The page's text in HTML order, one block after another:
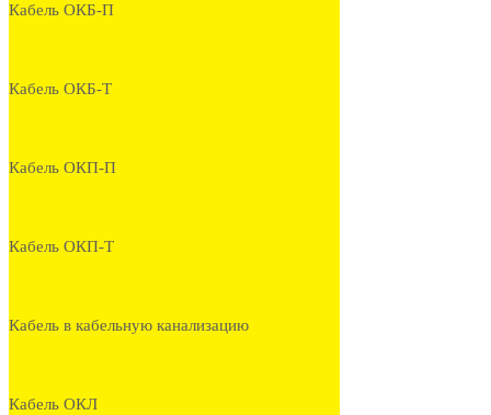
Кабель ОКБ-П
Кабель ОКБ-Т
Кабель ОКП-П
Кабель ОКП-Т
Кабель в кабельную канализацию
Кабель ОКЛ